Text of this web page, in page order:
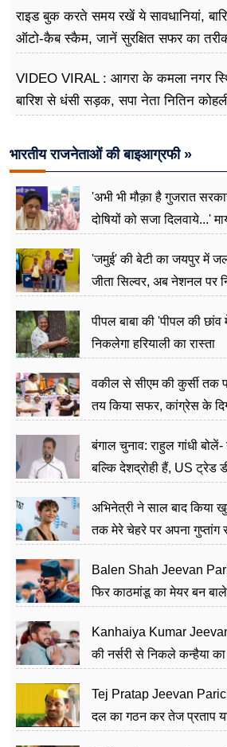
राइड बुक करते समय रखें ये सावधानियां,
ऑटो-कैब स्कैम, जानें सुरक्षित सफर का
VIDEO VIRAL : आगरा के कमला नगर
बारिश से धंसी सड़क, सपा नेता नितिन
भारतीय राजनेताओं की बाइआग्रफी »
'अभी भी मौक़ा है गुजरात
दोषियों को सजा दिलवाये...'
'जमुई' की बेटी का जयपुर में
जीता सिल्वर, अब नेशनल पर
पीपल बाबा की 'पीपल की छांव
निकलेगा हरियाली का रास्ता
वकील से सीएम की कुर्सी तक
तय किया सफर, कांग्रेस के
बंगाल चुनाव: राहुल गांधी
बल्कि देशद्रोही हैं, US ट्रेड
अभिनेत्री ने साल बाद किया
तक मेरे चेहरे पर अपना गुप्तांग
Balen Shah Jeevan
फिर काठमांडू का मेयर बन
Kanhaiya Kumar
की नर्सरी से निकले कन्हैया
Tej Pratap Jeevan
दल का गठन कर तेज प्रताप